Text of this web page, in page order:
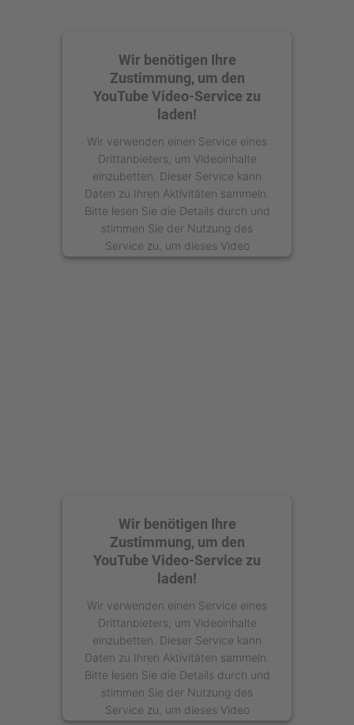
Wir benötigen Ihre
Zustimmung, um den
YouTube Video-Service zu
laden!
Wir verwenden einen Service eines
Drittanbieters, um Videoinhalte
einzubetten. Dieser Service kann
Daten zu Ihren Aktivitäten sammeln.
Bitte lesen Sie die Details durch und
stimmen Sie der Nutzung des
Service zu, um dieses Video
anzusehen.
Wir benötigen Ihre
Zustimmung, um den
YouTube Video-Service zu
laden!
Wir verwenden einen Service eines
Drittanbieters, um Videoinhalte
einzubetten. Dieser Service kann
Daten zu Ihren Aktivitäten sammeln.
Bitte lesen Sie die Details durch und
stimmen Sie der Nutzung des
Service zu, um dieses Video